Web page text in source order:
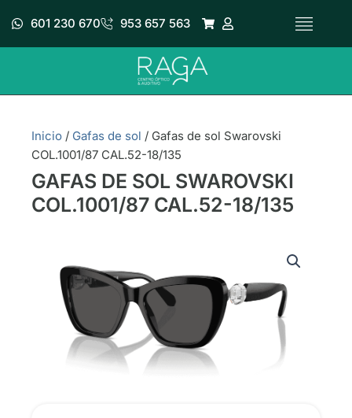
contenido
601 230 670 953 657 563
Inicio / Gafas de sol / Gafas de sol Swarovski
COL.1001/87 CAL.52-18/135
GAFAS DE SOL SWAROVSKI
COL.1001/87 CAL.52-18/135